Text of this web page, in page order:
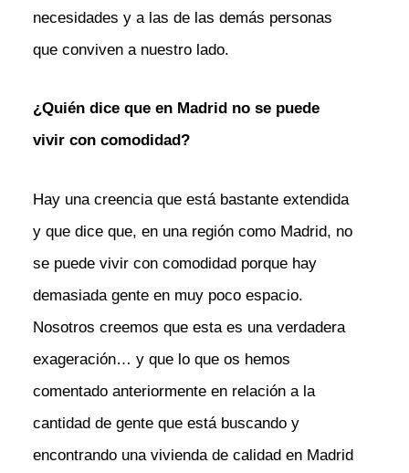
necesidades y a las de las demás personas
que conviven a nuestro lado.
¿Quién dice que en Madrid no se puede
vivir con comodidad?
Hay una creencia que está bastante extendida
y que dice que, en una región como Madrid, no
se puede vivir con comodidad porque hay
demasiada gente en muy poco espacio.
Nosotros creemos que esta es una verdadera
exageración… y que lo que os hemos
comentado anteriormente en relación a la
cantidad de gente que está buscando y
encontrando una vivienda de calidad en Madrid